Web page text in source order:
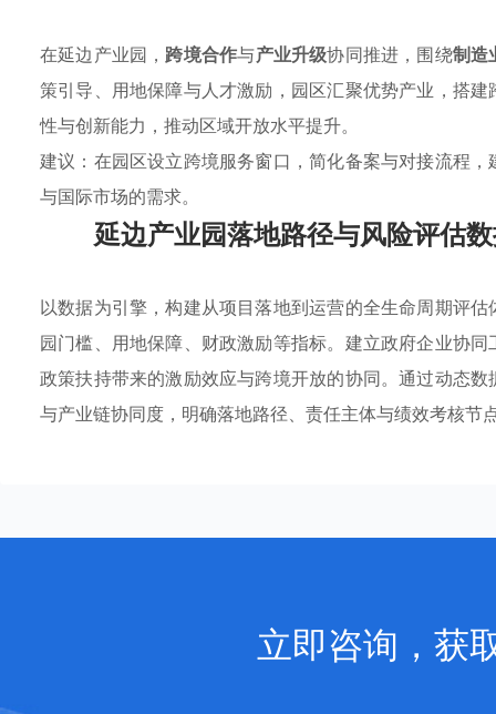
在延边产业园， 跨境合作与产业升级协同推进，围绕制造
策引导、用地保障与人才激励，园区汇聚优势产业，搭
性与创新能力，推动区域开放水平提升。
建议：在园区设立跨境服务窗口，简化备案与对接流程
与国际市场的需求。
延边产业园落地路径与风险评估
以数据为引擎，构建从项目落地到运营的全生命周期评估
园门槛、用地保障、财政激励等指标。建立政府企业协
政策扶持带来的激励效应与跨境开放的协同。通过动态
与产业链协同度，明确落地路径、责任主体与绩效考核节
立即咨询，获